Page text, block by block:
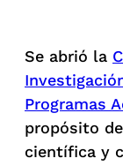
Se abrió la
Programas
propósito
científica y